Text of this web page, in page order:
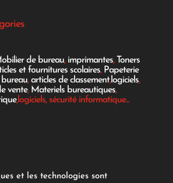
de bureau, imprimantes, Toners
et fournitures scolaires, Papeterie
,articles de classement,logiciels,
vente, Materiels bureautiques,
,logiciels, sécurité informatique...
et les technologies sont